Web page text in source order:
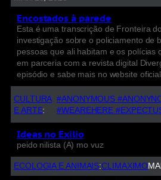
Encostados à parede
Esta é uma transcrição de Fronteira
investigação sobre o policiamento de
pessoas que ali habitam e os polícias
em parceria com a revista digital
episódio e sabe mais no website oficial
CULTURA
E ARTE:
#ANONYMOUS
#WEAREHERE
Ideas no Exilio
peido nilista (A) mo vuz
ECOLOGIA E ANIMAIS:CLIMAXIMO